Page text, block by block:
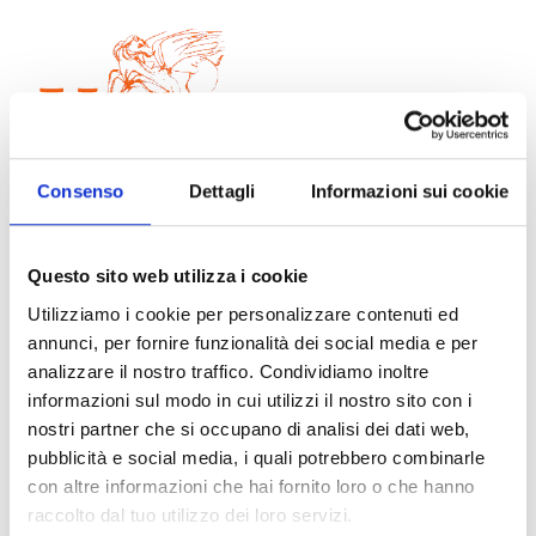
Consenso Dettagli Informazioni sui cookie
Questo sito web utilizza i cookie
Utilizziamo i cookie per personalizzare contenuti ed
annunci, per fornire funzionalità dei social media e per
analizzare il nostro traffico. Condividiamo inoltre
informazioni sul modo in cui utilizzi il nostro sito con i
nostri partner che si occupano di analisi dei dati web,
pubblicità e social media, i quali potrebbero combinarle
con altre informazioni che hai fornito loro o che hanno
raccolto dal tuo utilizzo dei loro servizi.
COME ASSOCIARSI
Per associarsi all’Associazione Vivere Meglio è
necessario inoltrare la domanda di iscrizione alla
segreteria dell’Associazione, compilando il form di
seguito.